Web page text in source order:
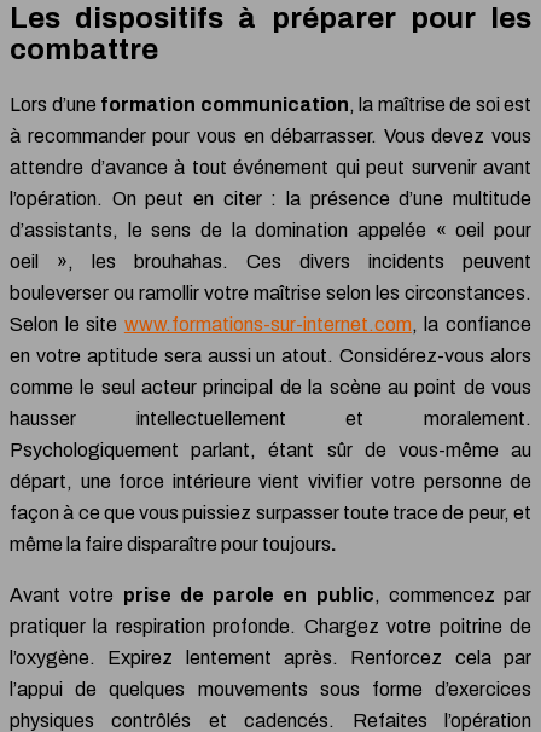
Les dispositifs à préparer pour les
combattre
Lors d’une formation communication, la maîtrise de soi est
à recommander pour vous en débarrasser. Vous devez vous
attendre d’avance à tout événement qui peut survenir avant
l’opération. On peut en citer : la présence d’une multitude
d’assistants, le sens de la domination appelée « oeil pour
oeil », les brouhahas. Ces divers incidents peuvent
bouleverser ou ramollir votre maîtrise selon les circonstances.
Selon le site www.formations-sur-internet.com, la confiance
en votre aptitude sera aussi un atout. Considérez-vous alors
comme le seul acteur principal de la scène au point de vous
hausser intellectuellement et moralement.
Psychologiquement parlant, étant sûr de vous-même au
départ, une force intérieure vient vivifier votre personne de
façon à ce que vous puissiez surpasser toute trace de peur, et
même la faire disparaître pour toujours.
Avant votre prise de parole en public, commencez par
pratiquer la respiration profonde. Chargez votre poitrine de
l’oxygène. Expirez lentement après. Renforcez cela par
l’appui de quelques mouvements sous forme d’exercices
physiques contrôlés et cadencés. Refaites l’opération